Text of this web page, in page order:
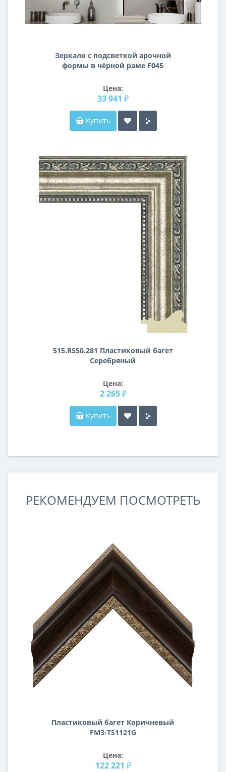
Зеркало с подсветкой арочной
формы в чёрной раме F045
Цена:
33 941 ₽
Купить
515.RS50.281 Пластиковый багет
Серебряный
Цена:
2 265 ₽
Купить
РЕКОМЕНДУЕМ ПОСМОТРЕТЬ
Пластиковый багет Коричневый
FM3-TS1121G
Цена:
122 221 ₽